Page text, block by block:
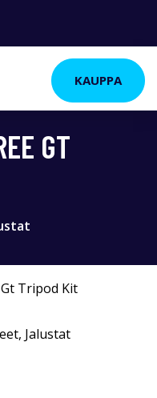
KAUPPA
GT
, Jalustat